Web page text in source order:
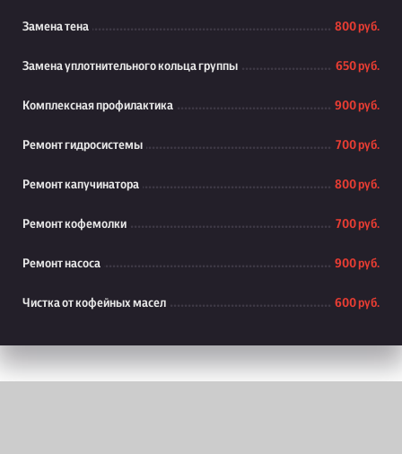
Замена тена 800 руб.
Замена уплотнительного кольца группы 650 руб.
Комплексная профилактика 900 руб.
Ремонт гидросистемы 700 руб.
Ремонт капучинатора 800 руб.
Ремонт кофемолки 700 руб.
Ремонт насоса 900 руб.
Чистка от кофейных масел 600 руб.